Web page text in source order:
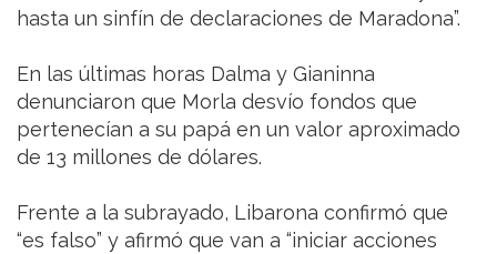
hasta un sinfín de declaraciones de Maradona”.
En las últimas horas Dalma y Gianinna
denunciaron que Morla desvío fondos que
pertenecían a su papá en un valor aproximado
de 13 millones de dólares.
Frente a la subrayado, Libarona confirmó que
“es falso” y afirmó que van a “iniciar acciones